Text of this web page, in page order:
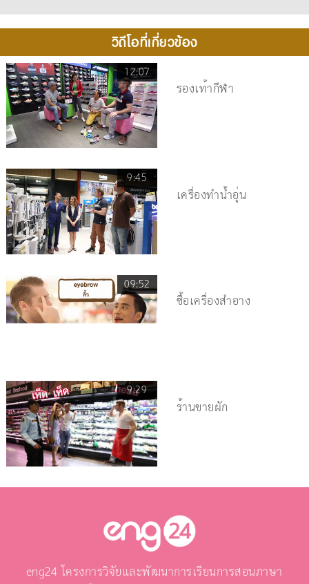
วิดีโอที่เกี่ยวข้อง
12:07
รองเท้ากีฬา
9:45
เครื่องทำน้ำอุ่น
09:52
ซื้อเครื่องสำอาง
9:29
ร้านขายผัก
eng24 โครงการวิจัยและพัฒนาการเรียนการสอนภาษา